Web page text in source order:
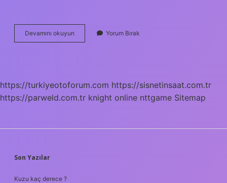
Devamını okuyun
Gazı
Yorum Bırak
https://turkiyeotoforum.com https://sisnetinsaat.com.tr
https://parweld.com.tr knight online nttgame Sitemap
SIDEBAR
Son Yazılar
Kuzu kaç derece ?